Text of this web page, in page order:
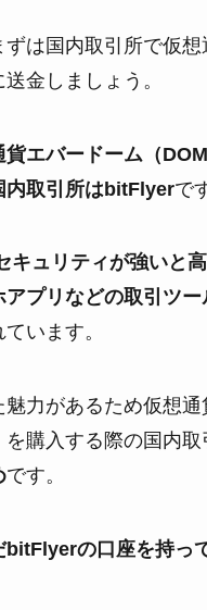
ずは国内取引所で仮
金しましょう。
貨エバードーム（
内取引所はbitFlyerで
キュリティが強いと
アプリなどの取引ツ
います。
魅力があるため仮想
を購入する際の国内取
です。
bitFlyerの口座を持っ